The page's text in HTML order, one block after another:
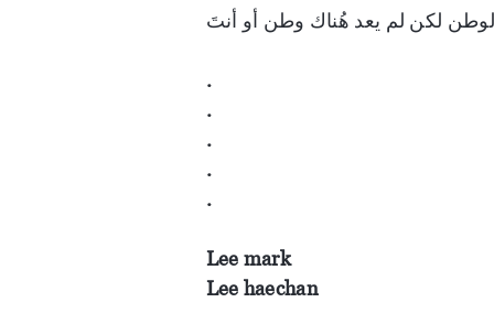
.
.
.
.
.
Lee mark
Lee haechan